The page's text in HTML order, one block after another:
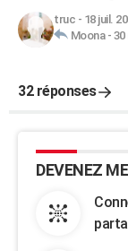
truc - 18 juil.
Moona- 30
32 réponses
DEVENEZ